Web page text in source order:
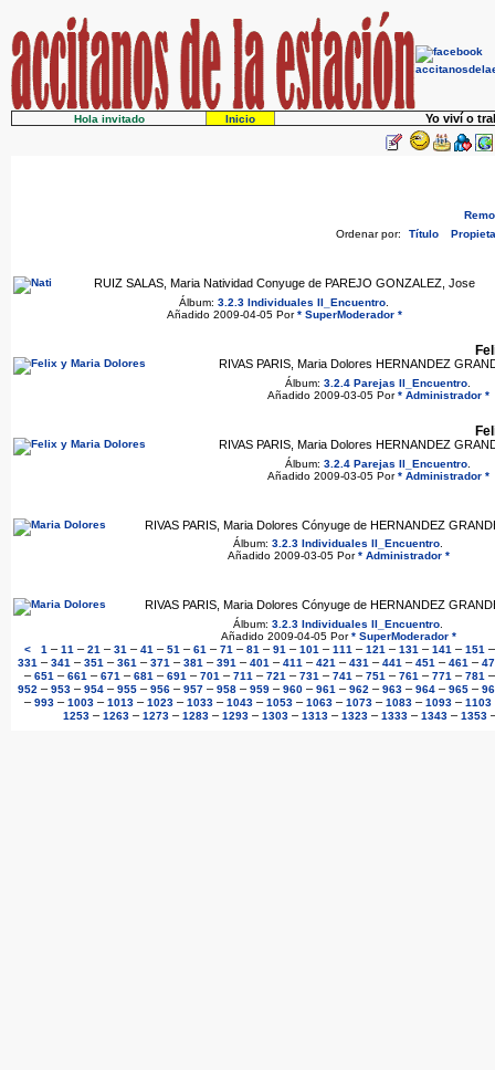
Hola invitado Inicio Yo viví o
Ordenar por:
Título
RUIZ SALAS, Maria Natividad Conyuge de PAREJO GONZALEZ, Jose
Álbum: 3.2.3 Individuales II_Encuentro
Añadido 2009-04-05 Por* SuperModerador *
RIVAS PARIS, Maria Dolores HERNANDEZ
Álbum: 3.2.4 Parejas II_Encuentro
Añadido 2009-03-05 Por* Administrador *
RIVAS PARIS, Maria Dolores HERNANDEZ
Álbum: 3.2.4 Parejas II_Encuentro
Añadido 2009-03-05 Por* Administrador *
RIVAS PARIS, Maria Dolores Cónyuge de HERNANDEZ
Álbum: 3.2.3 Individuales II_Encuentro.
Añadido 2009-03-05 Por* Administrador *
RIVAS PARIS, Maria Dolores Cónyuge de HERNANDEZ
Álbum: 3.2.3 Individuales II_Encuentro
Añadido 2009-04-05 Por* SuperModerador *
<
1 – 11 – 21 – 31 – 41 – 51 – 61 – 71 – 81 – 91 – 101 – 111 – 121 – 131 – 141 – 151
331 – 341 – 351 – 361 – 371 – 381 – 391 – 401 – 411 – 421 – 431 – 441 – 451 – 461 –
– 651 – 661 – 671 – 681 – 691 – 701 – 711 – 721 – 731 – 741 – 751 – 761 – 771 – 781
952 – 953 – 954 – 955 – 956 – 957 – 958 – 959 – 960 – 961 – 962 – 963 – 964 – 965 –
– 993 – 1003 – 1013 – 1023 – 1033 – 1043 – 1053 – 1063 – 1073 – 1083 – 1093 – 1103
1253– 1263– 1273– 1283– 1293– 1303– 1313– 1323– 1333– 1343– 1353